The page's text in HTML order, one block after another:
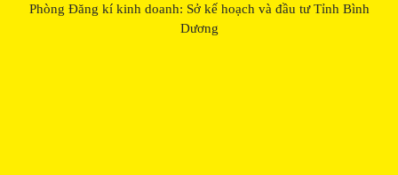
Phòng Đăng kí kinh doanh: Sở kế hoạch và đầu tư Tỉnh Bình
Dương